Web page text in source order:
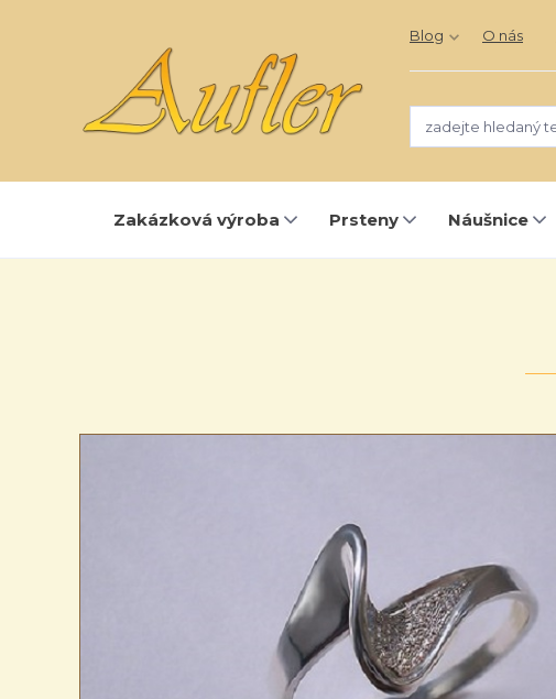
Blog O nás
Zakázková výroba Prsteny Náušnice